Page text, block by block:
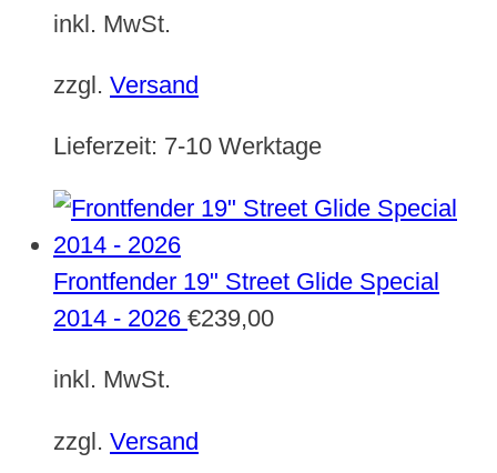
inkl. MwSt.
zzgl. Versand
Lieferzeit: 7-10 Werktage
Frontfender 19" Street Glide Special
2014 - 2026 €239,00
inkl. MwSt.
zzgl. Versand